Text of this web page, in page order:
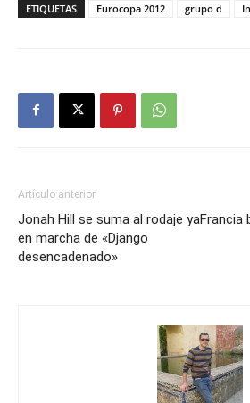
ETIQUETAS Eurocopa 2012 grupo d
Artículo anterior
Jonah Hill se suma al rodaje ya
en marcha de «Django
desencadenado»
Francia